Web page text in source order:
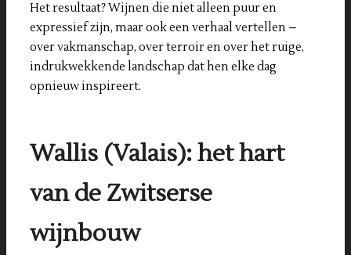
Het resultaat? Wijnen die niet alleen puur en
expressief zijn, maar ook een verhaal vertellen –
over vakmanschap, over terroir en over het ruige,
indrukwekkende landschap dat hen elke dag
opnieuw inspireert.
Wallis (Valais): het hart
van de Zwitserse
wijnbouw